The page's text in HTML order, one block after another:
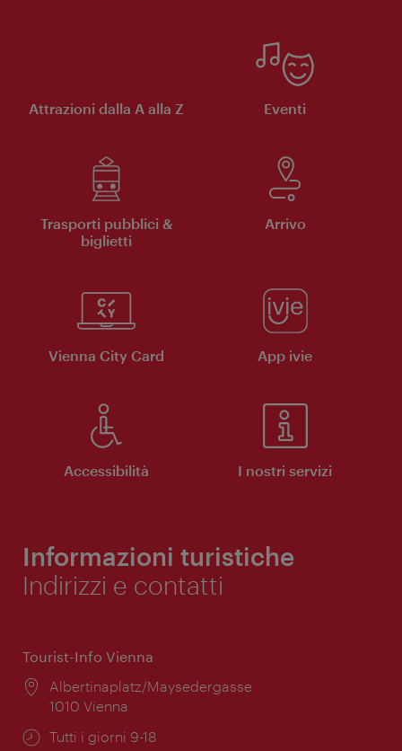
Attrazioni dalla A alla Z Eventi
Trasporti pubblici &
biglietti
Arrivo
Vienna City Card App ivie
Accessibilità I nostri servizi
Informazioni turistiche
Indirizzi e contatti
Tourist-Info Vienna
Posizione:
Albertinaplatz/Maysedergasse
1010 Vienna
Orari
Tutti i giorni 9-18